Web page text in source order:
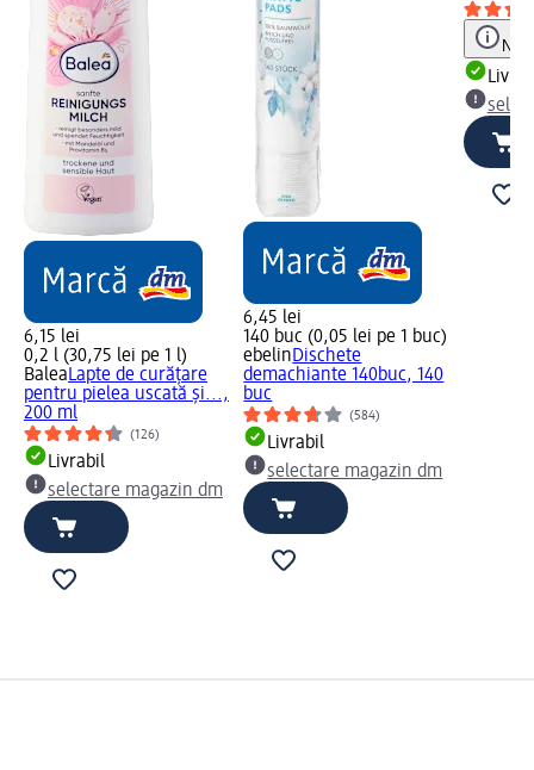
6,15 lei
0,2 l (30,75 lei pe 1 l)
BaleaLapte de curățare
pentru pielea uscată și...,
200 ml
(126)
Livrabil
selectare magazin dm
6,45 lei
140 buc (0,05 lei pe 1 buc)
ebelinDischete
demachiante 140buc, 140
buc
(584)
Livrabil
selectare magazin dm
Notă